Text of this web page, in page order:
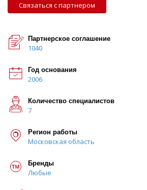
Связаться с партнером
Партнерское соглашение
1040
Год основания
2006
Количество специалистов
7
Регион работы
Московская область
Бренды
Любые